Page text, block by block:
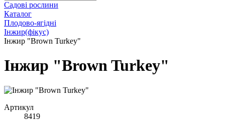
Садові рослини
Каталог
Плодово-ягідні
Інжир(фікус)
Інжир "Brown Turkey"
Інжир "Brown Turkey"
Артикул
8419